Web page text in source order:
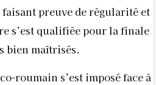
preuve de régularité et
s’est qualifiée pour la finale
bien maîtrisés.
roumain s’est imposé face à